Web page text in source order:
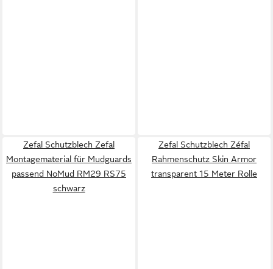
Zefal Schutzblech Zefal
Montagematerial für Mudguards
passend NoMud RM29 RS75
schwarz
Zefal Schutzblech Zéfal
Rahmenschutz Skin Armor
transparent 15 Meter Rolle